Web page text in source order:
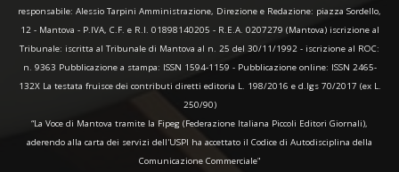
responsabile: Alessio Tarpini Amministrazione, Direzione e Redazione: piazza Sordello,
12 - Mantova - P.IVA, C.F. e R.I. 01898140205 - R.E.A. 0207279 (Mantova) iscrizione al
Tribunale: iscritta al Tribunale di Mantova al n. 25 del 30/11/1992 - iscrizione al ROC:
n. 9363 Pubblicazione a stampa: ISSN 1594-1159 - Pubblicazione online: ISSN 2465-
132X La testata fruisce dei contributi diretti editoria L. 198/2016 e d.lgs 70/2017 (ex L.
250/90)
“La Voce di Mantova tramite la Fipeg (Federazione Italiana Piccoli Editori Giornali),
aderendo alla carta dei servizi dell'USPI ha accettato il Codice di Autodisciplina della
Comunicazione Commerciale"